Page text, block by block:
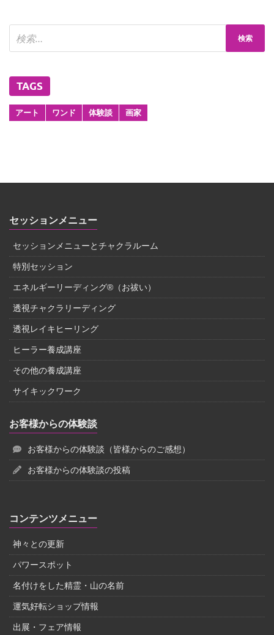
TAGS
アート ワンド 体験談 画家
セッションメニュー
セッションメニューとチャクラルーム
特別セッション
エネルギーリーディング®（お祓い）
透視チャクラリーディング
透視レイキヒーリング
ヒーラー養成講座
その他の養成講座
サイキックワーク
お客様からの体験談
お客様からの体験談（皆様からのご感想）
お客様からの体験談の投稿
コンテンツメニュー
神々との更新
パワースポット
名付けをした精霊・山の名前
運気好転ショップ情報
出展・フェア情報